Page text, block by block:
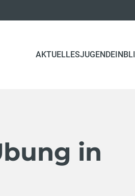
AKTUELLES(CURRENT)
JUGEND
in